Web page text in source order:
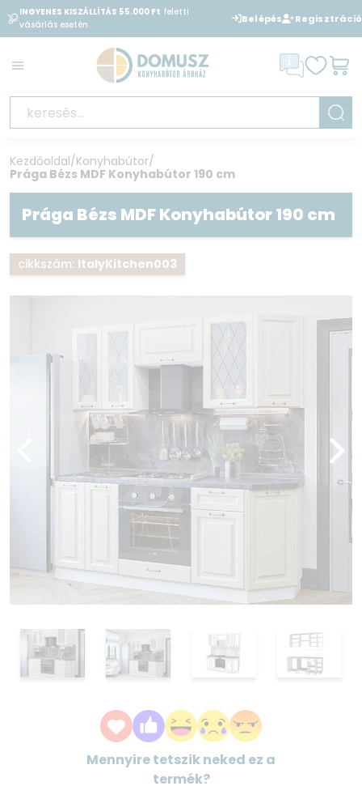
INGYENES KISZÁLLÍTÁS 55.000 Ft feletti
vásárlás esetén
BANKKÁRTYÁVAL
is
áruházunkban
Belépés Regisztráció
Kezdőoldal/Konyhabútor/
Prága Bézs MDF Konyhabútor 190 cm
Prága Bézs MDF Konyhabútor 190 cm
cikkszám: ItalyKitchen003
Mennyire tetszik neked ez a
termék?